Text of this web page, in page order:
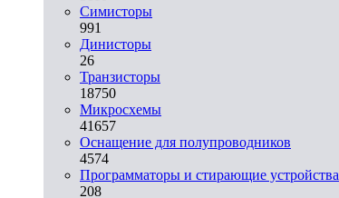
Симисторы
991
Динисторы
26
Транзисторы
18750
Микросхемы
41657
Оснащение для полупроводников
4574
Программаторы и стирающие устройства
208